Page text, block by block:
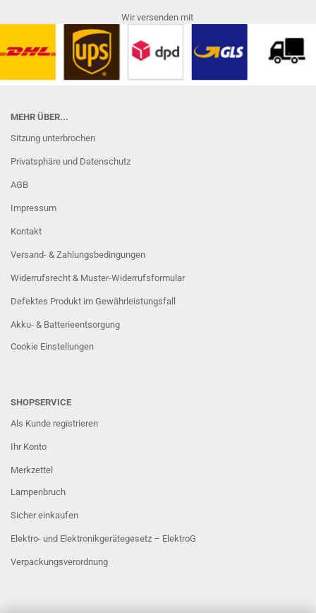
Wir versenden mit
MEHR ÜBER...
Sitzung unterbrochen
Privatsphäre und Datenschutz
AGB
Impressum
Kontakt
Versand- & Zahlungsbedingungen
Widerrufsrecht & Muster-Widerrufsformular
Defektes Produkt im Gewährleistungsfall
Akku- & Batterieentsorgung
Cookie Einstellungen
SHOPSERVICE
Als Kunde registrieren
Ihr Konto
Merkzettel
Lampenbruch
Sicher einkaufen
Elektro- und Elektronikgerätegesetz – ElektroG
Verpackungsverordnung